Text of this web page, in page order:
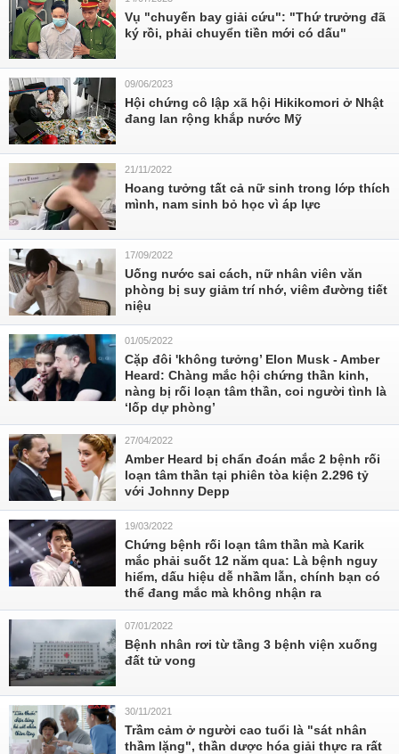
Vụ "chuyến bay giải cứu": "Thứ trưởng đã
ký rồi, phải chuyển tiền mới có dấu"
09/06/2023
Hội chứng cô lập xã hội Hikikomori ở Nhật
đang lan rộng khắp nước Mỹ
21/11/2022
Hoang tưởng tất cả nữ sinh trong lớp thích
mình, nam sinh bỏ học vì áp lực
17/09/2022
Uống nước sai cách, nữ nhân viên văn
phòng bị suy giảm trí nhớ, viêm đường tiết
niệu
01/05/2022
Cặp đôi 'không tưởng’ Elon Musk - Amber
Heard: Chàng mắc hội chứng thần kinh,
nàng bị rối loạn tâm thần, coi người tình là
‘lốp dự phòng’
27/04/2022
Amber Heard bị chẩn đoán mắc 2 bệnh rối
loạn tâm thần tại phiên tòa kiện 2.296 tỷ
với Johnny Depp
19/03/2022
Chứng bệnh rối loạn tâm thần mà Karik
mắc phải suốt 12 năm qua: Là bệnh nguy
hiểm, dấu hiệu dễ nhầm lẫn, chính bạn có
thể đang mắc mà không nhận ra
07/01/2022
Bệnh nhân rơi từ tầng 3 bệnh viện xuống
đất tử vong
30/11/2021
Trầm cảm ở người cao tuổi là "sát nhân
thầm lặng", thần dược hóa giải thực ra rất